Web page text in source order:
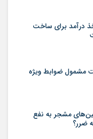
درآمد برای ساخت
مشمول ضوابط ویژه
برای زمین‌های مشجر به نفع
ضرر؟